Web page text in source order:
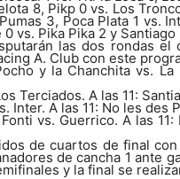
8, Pikp 0 vs. Los
3, Poca Plata 1 vs.
vs. Pika Pika 2 y
las dos rondas
A. Club con este
y la Chanchita vs.
Terciados. A las 11:
Inter. A las 11: No les des
vs. Guerrico. A las
de cuartos de final
de cancha 1 ante
y la final se